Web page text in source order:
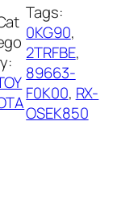
Tags:
0KG90
2TRFBE
89663-
F0K00, RX-
OSEK850